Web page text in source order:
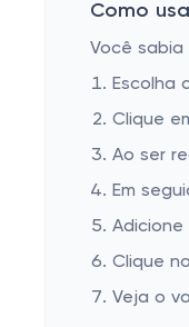
Como
Você
Escolha
Clique
Ao ser
Em
Clique
Veja o